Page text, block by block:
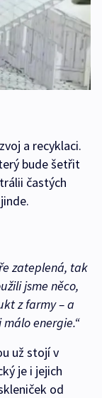
a recyklaci.
bude šetřit
častých
zateplená, tak
jsme něco,
z farmy – a
energie.“
už stojí v
je i jejich
od